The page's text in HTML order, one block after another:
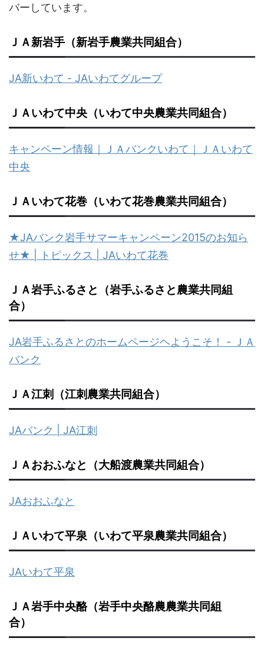
バーしています。
ＪＡ新岩手（新岩手農業共同組合）
JA新いわて - JAいわてグループ
ＪＡいわて中央（いわて中央農業共同組合）
キャンペーン情報｜ＪＡバンクいわて｜ＪＡいわて
中央
ＪＡいわて花巻（いわて花巻農業共同組合）
★JAバンク岩手サマーキャンペーン2015のお知ら
せ★ | トピックス | JAいわて花巻
ＪＡ岩手ふるさと（岩手ふるさと農業共同組
合）
JA岩手ふるさとのホームページヘようこそ！ - ＪＡ
バンク
ＪＡ江刺（江刺農業共同組合）
JAバンク | JA江刺
ＪＡおおふなと（大船渡農業共同組合）
JAおおふなと
ＪＡいわて平泉（いわて平泉農業共同組合）
JAいわて平泉
ＪＡ岩手中央酪（岩手中央酪農農業共同組
合）